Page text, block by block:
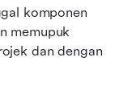
komponen
memupuk
dan dengan